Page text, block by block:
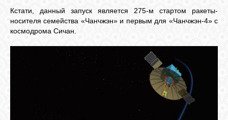
Кстати, данный запуск является 275-м стартом ракеты-
носителя семейства «Чанчжэн» и первым для «Чанчжэн-4» с
космодрома Сичан.